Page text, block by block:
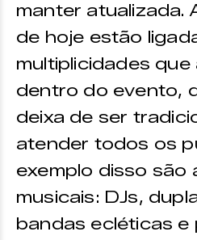
manter atualizada.
de hoje estão
multiplicidades
dentro do evento,
deixa de ser
atender todos os
exemplo disso são
musicais: DJs,
bandas ecléticas